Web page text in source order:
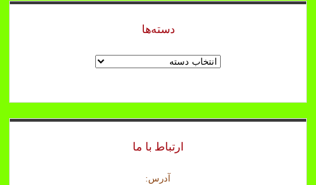
دسته‌ها
دسته‌ها
ارتباط با ما
آدرس: